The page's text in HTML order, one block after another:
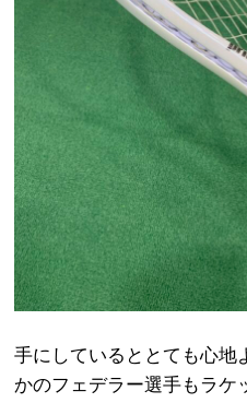
手にしているととても心地
かのフェデラー選手もラケ